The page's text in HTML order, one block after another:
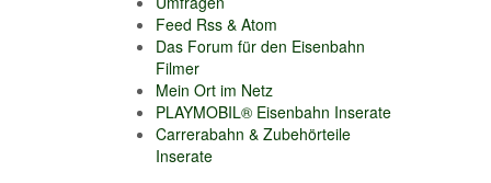
Feed Rss & Atom
Das Forum für den Eisenbahn
Filmer
Mein Ort im Netz
PLAYMOBIL® Eisenbahn Inserate
Carrerabahn & Zubehörteile
Inserate